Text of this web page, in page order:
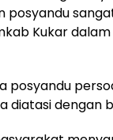
posyandu
Kukar
posyandu
diatasi dengan